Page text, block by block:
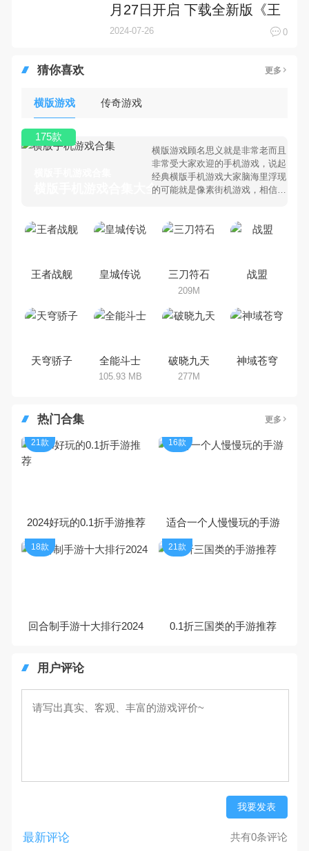
月27日开启 下载全新版《王
者战舰》专享新服礼包
2024-07-26 0
猜你喜欢 更多
横版游戏 传奇游戏
横版手机游戏合集大全 >
横版游戏顾名思义就是非常老而且
非常受大家欢迎的手机游戏，说起
经典横版手机游戏大家脑海里浮现
的可能就是像素街机游戏，相信很
版手机游戏有哪些呢？游戏今天，
集，欢迎大家前来选择下载体验
175款
王者战舰 皇城传说 三刀符石
209M
战盟
天穹骄子 全能斗士
105.93 MB
破晓九天
277M
神域苍穹
热门合集 更多
2024好玩的0.1折手游推荐
21款
适合一个人慢慢玩的手游
16款
回合制手游十大排行2024
18款
0.1折三国类的手游推荐
21款
用户评论
我要发表
最新评论 共有0条评论